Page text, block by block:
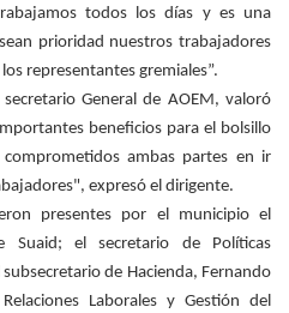
todos los días y es una
prioridad nuestros trabajadores
representantes gremiales”.
General de AOEM, valoró
beneficios para el bolsillo
ambas partes en ir
expresó el dirigente.
presentes por el municipio el
Suaid; el secretario de Políticas
de Hacienda, Fernando
Laborales y Gestión del